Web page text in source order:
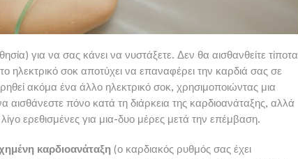
για να σας κάνει να νυστάξετε. Δεν θα αισθανθείτε τίποτα
ηλεκτρικό σοκ αποτύχει να επαναφέρει την καρδιά σας σε
ακόμα ένα άλλο ηλεκτρικό σοκ, χρησιμοποιώντας μια
πόνο κατά τη διάρκεια της καρδιοανάταξης, αλλά
ερεθισμένες για μια-δυο μέρες μετά την επέμβαση.
καρδιοανάταξη (ο καρδιακός ρυθμός σας έχει